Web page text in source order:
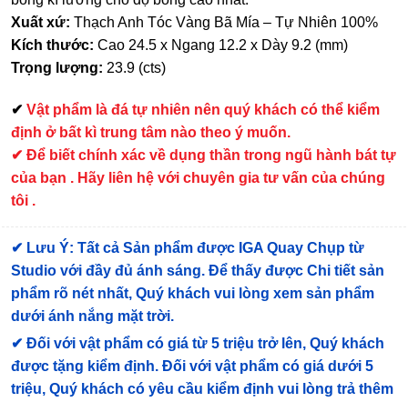
Xuất xứ: Thạch Anh Tóc Vàng Bã Mía – Tự Nhiên 100%
Kích thước: Cao 24.5 x Ngang 12.2 x Dày 9.2 (mm)
Trọng lượng: 23.9 (cts)
✔ Vật phẩm là đá tự nhiên nên quý khách có thể kiểm
định ở bất kì trung tâm nào theo ý muốn.
✔ Để biết chính xác về dụng thần trong ngũ hành bát tự
của bạn . Hãy liên hệ với chuyên gia tư vấn của chúng
tôi .
✔ Lưu Ý: Tất cả Sản phẩm được IGA Quay Chụp từ
Studio với đầy đủ ánh sáng. Để thấy được Chi tiết sản
phẩm rõ nét nhất, Quý khách vui lòng xem sản phẩm
dưới ánh nắng mặt trời.
✔ Đối với vật phẩm có giá từ 5 triệu trở lên, Quý khách
được tặng kiểm định. Đối với vật phẩm có giá dưới 5
triệu, Quý khách có yêu cầu kiểm định vui lòng trả thêm